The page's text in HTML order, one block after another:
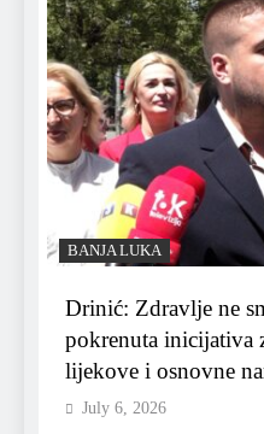
BANJA LUKA
Drinić: Zdravlje ne
pokrenuta inicijativa
lijekove i osnovne
July 6, 2026